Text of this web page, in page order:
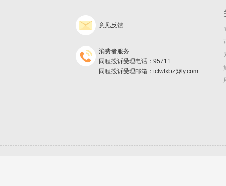
意见反馈
消费者服务
同程投诉受理电话：95711
同程投诉受理邮箱：tcfwfxbz@ly.com